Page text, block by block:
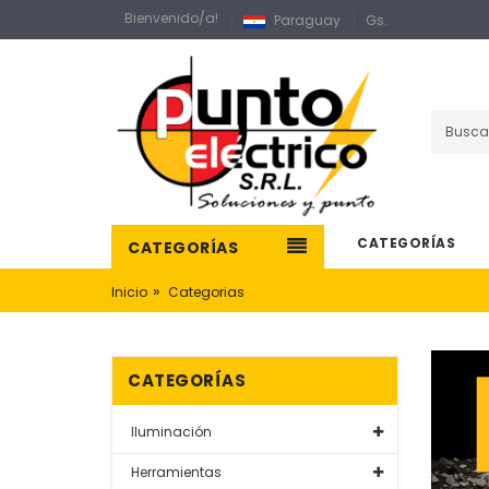
Bienvenido/a! Paraguay Gs.
CATEGORÍAS CATEGORÍAS
Inicio » Categorias
CATEGORÍAS
Iluminación
Herramientas